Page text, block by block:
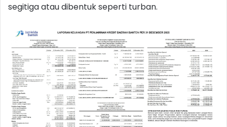
segitiga atau dibentuk seperti turban.